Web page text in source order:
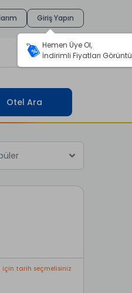
Giriş Yapın
Otel Ara
için tarih seçmelisiniz
Hemen Üye Ol,
İndirimli Fiyatları